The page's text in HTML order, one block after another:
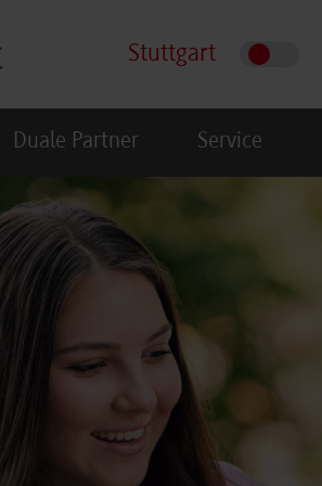
Stuttgart
Duale Partner Service